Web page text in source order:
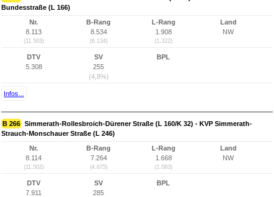
Bundesstraße (L 166)
Nr.
8.113
(11.503)
B-Rang
8.534
(6.134)
L-Rang
1.908
(1.322)
Land
NW
DTV
5.308
SV
255
(4,8%)
BPL
Infos...
B 266 Simmerath-Rollesbroich-Dürener Straße (L 160/K 32) - KVP Simmerath-
Strauch-Monschauer Straße (L 246)
Nr.
8.114
(11.502)
B-Rang
7.264
(4.875)
L-Rang
1.668
(1.083)
Land
NW
DTV
7.911
SV
285
BPL